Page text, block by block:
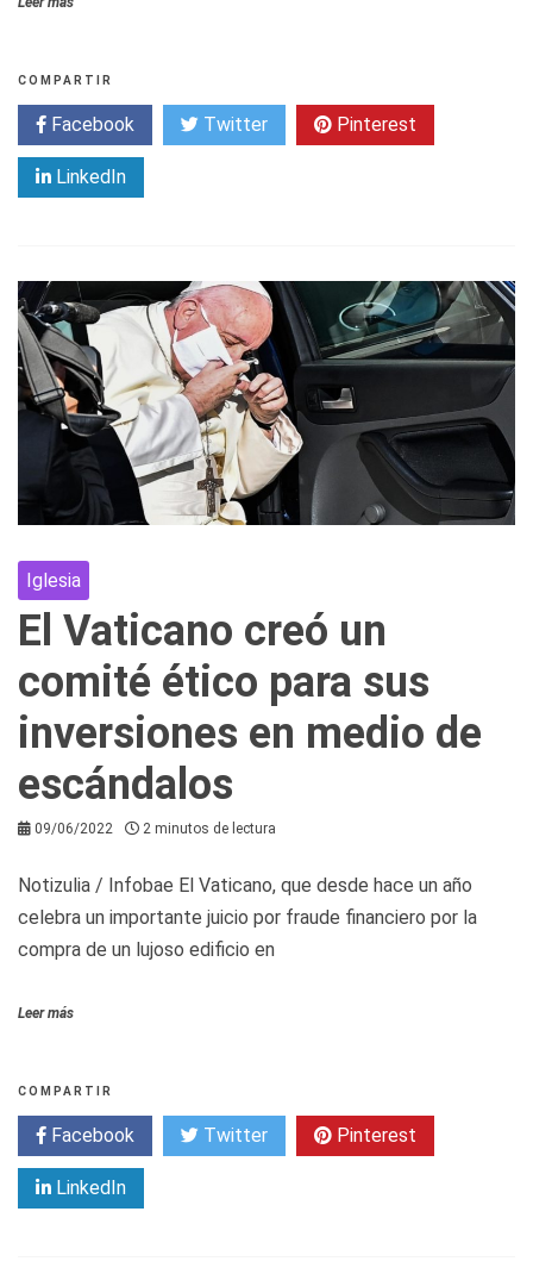
COMPARTIR
Facebook Twitter Pinterest
LinkedIn
Iglesia
El Vaticano creó un
comité ético para sus
inversiones en medio de
escándalos
09/06/2022 2 minutos de lectura
Notizulia / Infobae El Vaticano, que desde hace un año
celebra un importante juicio por fraude financiero por la
compra de un lujoso edificio en
Leer más
COMPARTIR
Facebook Twitter Pinterest
LinkedIn